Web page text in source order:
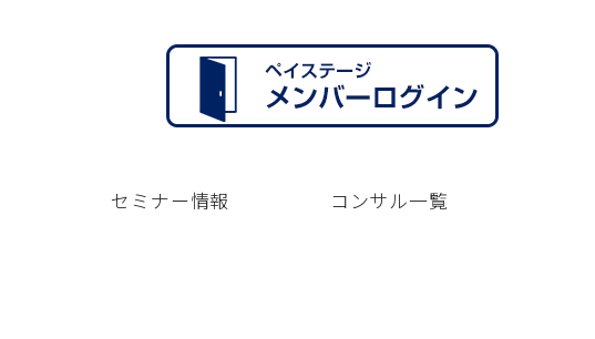
セミナー情報 コンサル一覧